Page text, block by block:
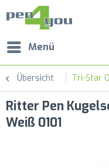
Menü
Übersicht Tri-Star
Ritter Pen
Weiß 0101